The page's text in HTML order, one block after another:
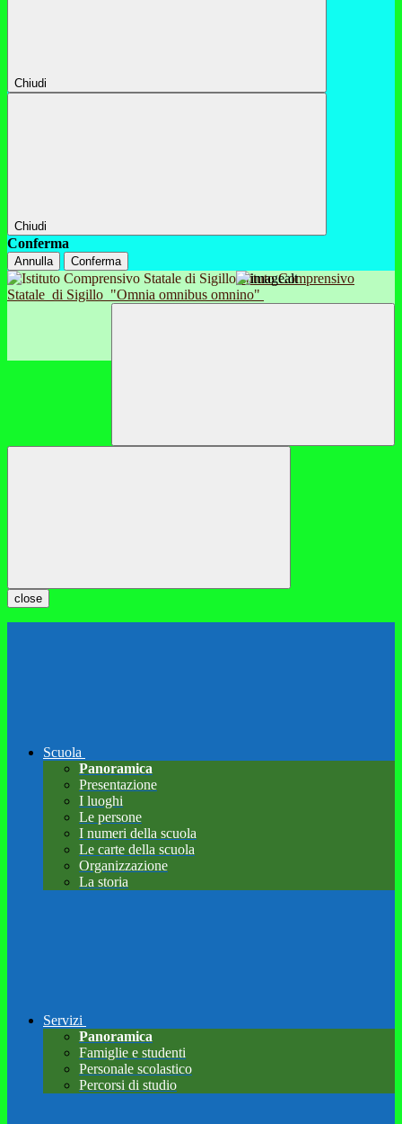
Chiudi
Chiudi
Conferma
Annulla Conferma
Istituto Comprensivo
Statale di Sigillo "Omnia omnibus omnino"
close
Scuola
Panoramica
Presentazione
I luoghi
Le persone
I numeri della scuola
Le carte della scuola
Organizzazione
La storia
Servizi
Panoramica
Famiglie e studenti
Personale scolastico
Percorsi di studio